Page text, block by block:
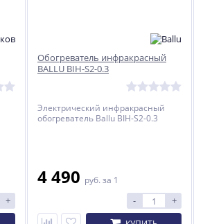
+
Обогреватель инфракрасный
BALLU BIH-S2-0.3
Электрический инфракрасный
обогреватель Ballu BIH-S2-0.3
4 490 руб. за 1
- +